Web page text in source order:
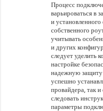
Процесс
варьироваться в
и
собственного
учитывать
и других
следует уделить
настройке
надежную
успешно
провайдера, так
следовать
параметры